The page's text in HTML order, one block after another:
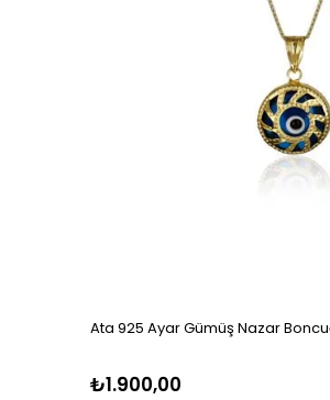
Ata 925 Ayar Gümüş Nazar
₺1.900,00